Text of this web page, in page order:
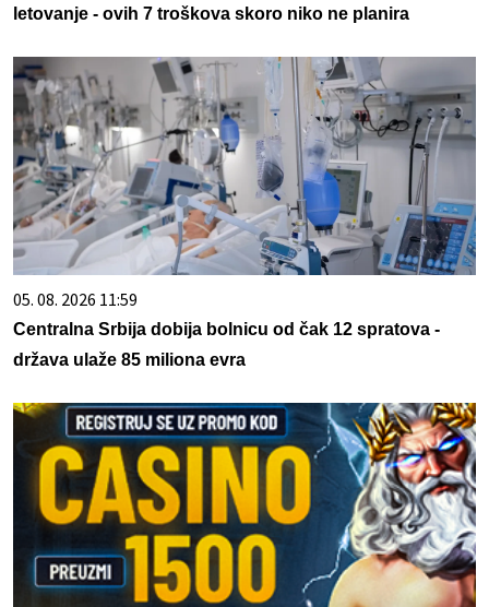
letovanje - ovih 7 troškova skoro niko ne planira
05. 08. 2026 11:59
Centralna Srbija dobija bolnicu od čak 12 spratova -
država ulaže 85 miliona evra